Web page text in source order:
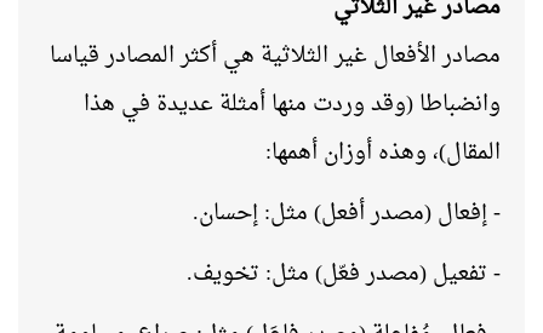
مصادر الأفعال غير الثلاثية هي أكثر المصادر قياسا
وانضباطا (وقد وردت منها أمثلة عديدة في هذا
المقال)، وهذه أوزان أهمها:
- إفعال (مصدر أفعل) مثل: إحسان.
- تفعيل (مصدر فعّل) مثل: تخويف.